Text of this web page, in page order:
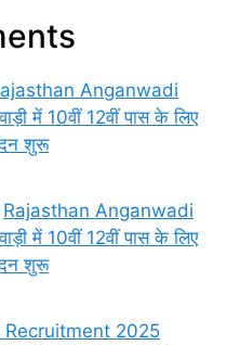
Anganwadi
में 10वीं 12वीं पास के लिए
शुरू
Rajasthan Anganwadi
में 10वीं 12वीं पास के लिए
शुरू
Recruitment 2025